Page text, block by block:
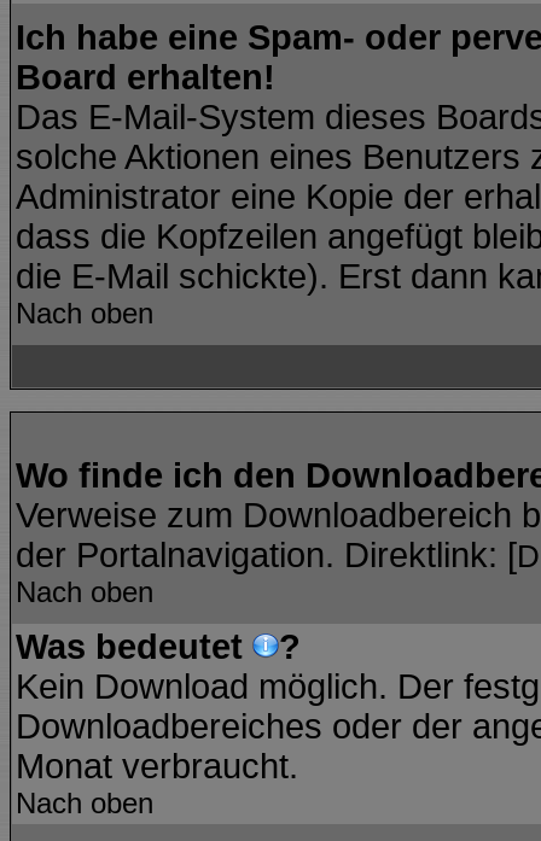
Ich habe eine Spam- oder
Board erhalten!
Das E-Mail-System dieses
solche Aktionen eines
Administrator eine Kopie der
dass die Kopfzeilen angefügt
die E-Mail schickte). Erst dann
Nach oben
Wo finde ich den
Verweise zum Downloadbereich
der Portalnavigation. Direktlink: [
Nach oben
Was bedeutet
?
Kein Download möglich. Der
Downloadbereiches oder der
Monat verbraucht.
Nach oben